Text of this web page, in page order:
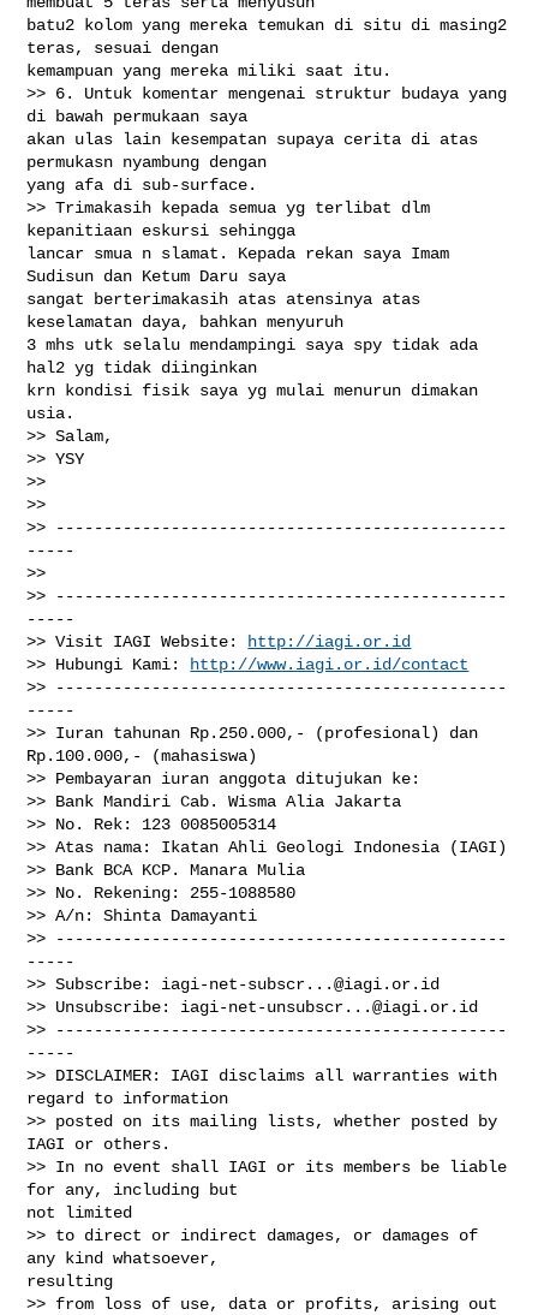
batu2 kolom yang mereka temukan di situ di masing2
teras, sesuai dengan
kemampuan yang mereka miliki saat itu.
>> 6. Untuk komentar mengenai struktur budaya yang
di bawah permukaan saya
akan ulas lain kesempatan supaya cerita di atas
permukasn nyambung dengan
yang afa di sub-surface.
>> Trimakasih kepada semua yg terlibat dlm
kepanitiaan eskursi sehingga
lancar smua n slamat. Kepada rekan saya Imam
Sudisun dan Ketum Daru saya
sangat berterimakasih atas atensinya atas
keselamatan daya, bahkan menyuruh
3 mhs utk selalu mendampingi saya spy tidak ada
hal2 yg tidak diinginkan
krn kondisi fisik saya yg mulai menurun dimakan
usia.
>> Salam,
>> YSY
>>
>>
>> -----------------------------------------------
-----
>>
>> -----------------------------------------------
-----
>> Visit IAGI Website:
http://iagi.or.id
>> Hubungi Kami:
http://www.iagi.or.id/contact
>> -----------------------------------------------
-----
>> Iuran tahunan Rp.250.000,- (profesional) dan
Rp.100.000,- (mahasiswa)
>> Pembayaran iuran anggota ditujukan ke:
>> Bank Mandiri Cab. Wisma Alia Jakarta
>> No. Rek: 123 0085005314
>> Atas nama: Ikatan Ahli Geologi Indonesia (IAGI)
>> Bank BCA KCP. Manara Mulia
>> No. Rekening: 255-1088580
>> A/n: Shinta Damayanti
>> -----------------------------------------------
-----
>> Subscribe: iagi-net-subscr...@iagi.or.id
>> Unsubscribe: iagi-net-unsubscr...@iagi.or.id
>> -----------------------------------------------
-----
>> DISCLAIMER: IAGI disclaims all warranties with
regard to information
>> posted on its mailing lists, whether posted by
IAGI or others.
>> In no event shall IAGI or its members be liable
for any, including but
not limited
>> to direct or indirect damages, or damages of
any kind whatsoever,
resulting
>> from loss of use, data or profits, arising out